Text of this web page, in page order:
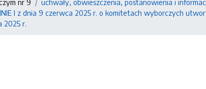
nr 9
uchwały, obwieszczenia, postanowienia i
I z dnia 9 czerwca 2025 r. o komitetach wyborczych
2025 r.